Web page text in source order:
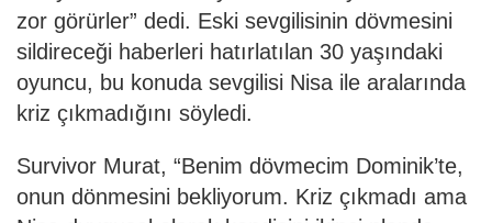
zor görürler” dedi. Eski sevgilisinin dövmesini
sildireceği haberleri hatırlatılan 30 yaşındaki
oyuncu, bu konuda sevgilisi Nisa ile aralarında
kriz çıkmadığını söyledi.
Survivor Murat, “Benim dövmecim Dominik’te,
onun dönmesini bekliyorum. Kriz çıkmadı ama